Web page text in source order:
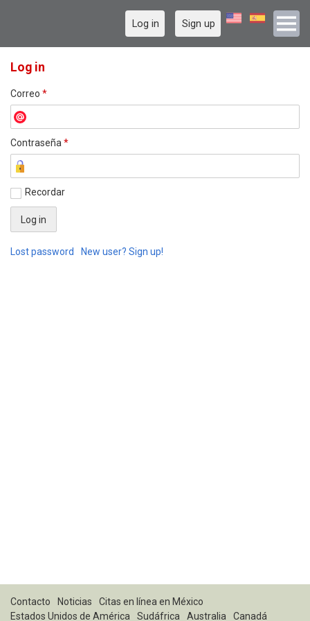
Log in Sign up
Log in
Correo *
Contraseña *
Recordar
Lost password New user? Sign up!
Contacto Noticias
Citas en línea en México
Estados Unidos de América
Sudáfrica Australia Canadá